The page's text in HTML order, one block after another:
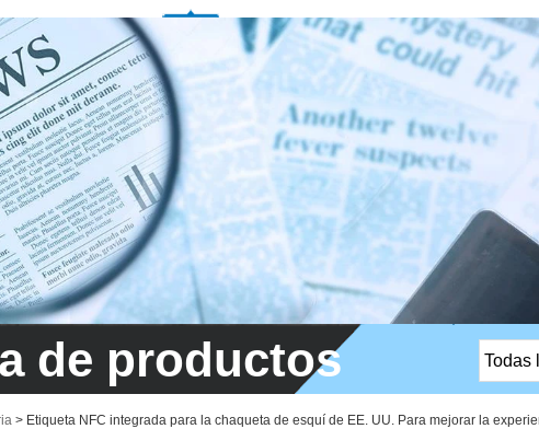
de productos Todas
> Etiqueta NFC integrada para la chaqueta de esquí de EE. UU. Para mejorar la